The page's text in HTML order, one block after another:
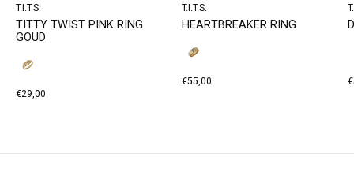
T.I.T.S.
TITTY TWIST PINK RING
GOUD
€29,00
T.I.T.S.
HEARTBREAKER RING
€55,00